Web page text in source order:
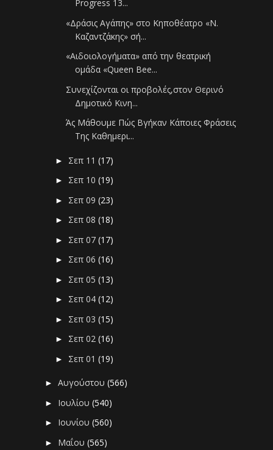
Progress 13...
«Δράσις Αγάπης» στο Κηποθέατρο «Ν.
Καζαντζάκης» σή...
«Αιδοιολογήματα» από την θεατρική
ομάδα «Queen Bee...
Συνεχίζονται οι προβολές,στον Θερινό
Δημοτικό Κινη...
Άς Μάθουμε Πώς Βγήκαν Κάποιες Φράσεις
Της Καθημερι...
► Σεπ 11(17)
► Σεπ 10(19)
► Σεπ 09(23)
► Σεπ 08(18)
► Σεπ 07(17)
► Σεπ 06(16)
► Σεπ 05(13)
► Σεπ 04(12)
► Σεπ 03(15)
► Σεπ 02(16)
► Σεπ 01(19)
►Αυγούστου(566)
► Ιουλίου(540)
► Ιουνίου(560)
► Μαΐου(565)